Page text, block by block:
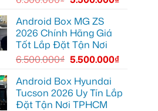
hơn
Android Box MG ZS
2026 Chính Hãng Giá
Tốt Lắp Đặt Tận Nơi
6.500.000₫ 5.500.000₫
Android Box Hyundai
Tucson 2026 Uy Tín Lắp
Đặt Tận Nơi TPHCM